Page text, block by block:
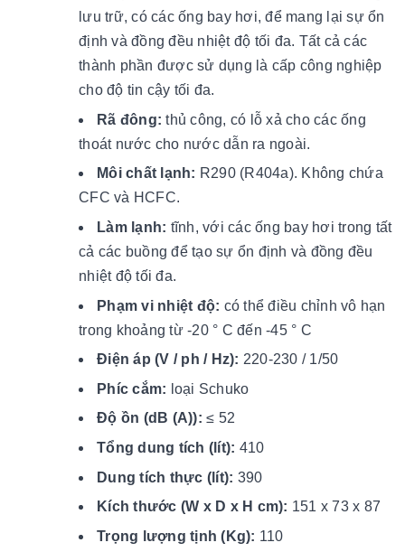
lưu trữ, có các ống bay hơi, để mang lại sự ổn
định và đồng đều nhiệt độ tối đa. Tất cả các
thành phần được sử dụng là cấp công nghiệp
cho độ tin cậy tối đa.
Rã đông:thủ công, có lỗ xả cho các ống
thoát nước cho nước dẫn ra ngoài.
Môi chất lạnh: R290 (R404a). Không chứa
CFC và HCFC.
Làm lạnh: tĩnh, với các ống bay hơi trong tất
cả các buồng để tạo sự ổn định và đồng đều
nhiệt độ tối đa.
Phạm vi nhiệt độ: có thể điều chỉnh vô hạn
trong khoảng từ -20 ° C đến -45 ° C
Điện áp (V / ph / Hz): 220-230 / 1/50
Phíc cắm: loại Schuko
Độ ồn (dB (A)): ≤ 52
Tổng dung tích (lít): 410
Dung tích thực (lít): 390
Kích thước (W x D x H cm): 151 x 73 x 87
Trọng lượng tịnh (Kg): 110